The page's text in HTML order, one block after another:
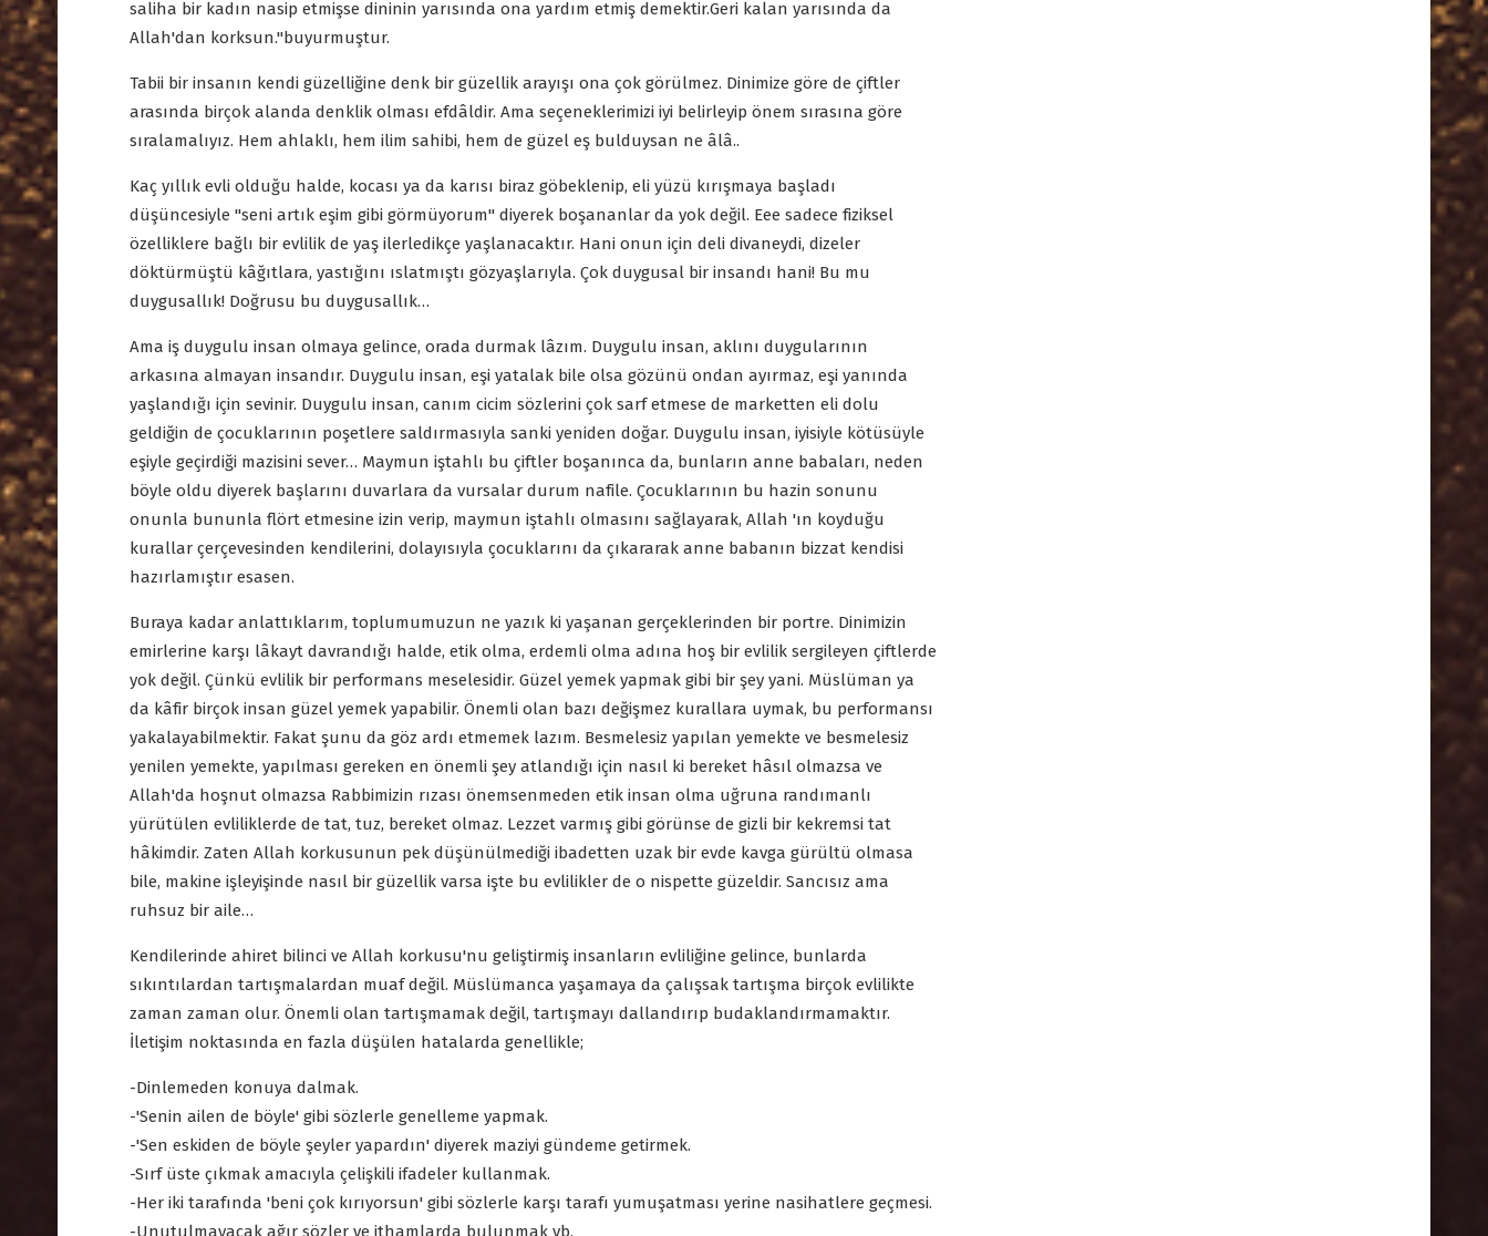
saliha bir kadın nasip etmişse dininin yarısında ona yardım etmiş demektir.Geri kalan yarısında da
Allah'dan korksun.''buyurmuştur.
Tabii bir insanın kendi güzelliğine denk bir güzellik arayışı ona çok görülmez. Dinimize göre de çiftler
arasında birçok alanda denklik olması efdâldir. Ama seçeneklerimizi iyi belirleyip önem sırasına göre
sıralamalıyız. Hem ahlaklı, hem ilim sahibi, hem de güzel eş bulduysan ne âlâ..
Kaç yıllık evli olduğu halde, kocası ya da karısı biraz göbeklenip, eli yüzü kırışmaya başladı
düşüncesiyle ''seni artık eşim gibi görmüyorum'' diyerek boşananlar da yok değil. Eee sadece fiziksel
özelliklere bağlı bir evlilik de yaş ilerledikçe yaşlanacaktır. Hani onun için deli divaneydi, dizeler
döktürmüştü kâğıtlara, yastığını ıslatmıştı gözyaşlarıyla. Çok duygusal bir insandı hani! Bu mu
duygusallık! Doğrusu bu duygusallık…
Ama iş duygulu insan olmaya gelince, orada durmak lâzım. Duygulu insan, aklını duygularının
arkasına almayan insandır. Duygulu insan, eşi yatalak bile olsa gözünü ondan ayırmaz, eşi yanında
yaşlandığı için sevinir. Duygulu insan, canım cicim sözlerini çok sarf etmese de marketten eli dolu
geldiğin de çocuklarının poşetlere saldırmasıyla sanki yeniden doğar. Duygulu insan, iyisiyle kötüsüyle
eşiyle geçirdiği mazisini sever… Maymun iştahlı bu çiftler boşanınca da, bunların anne babaları, neden
böyle oldu diyerek başlarını duvarlara da vursalar durum nafile. Çocuklarının bu hazin sonunu
onunla bununla flört etmesine izin verip, maymun iştahlı olmasını sağlayarak, Allah 'ın koyduğu
kurallar çerçevesinden kendilerini, dolayısıyla çocuklarını da çıkararak anne babanın bizzat kendisi
hazırlamıştır esasen.
Buraya kadar anlattıklarım, toplumumuzun ne yazık ki yaşanan gerçeklerinden bir portre. Dinimizin
emirlerine karşı lâkayt davrandığı halde, etik olma, erdemli olma adına hoş bir evlilik sergileyen çiftlerde
yok değil. Çünkü evlilik bir performans meselesidir. Güzel yemek yapmak gibi bir şey yani. Müslüman ya
da kâfir birçok insan güzel yemek yapabilir. Önemli olan bazı değişmez kurallara uymak, bu performansı
yakalayabilmektir. Fakat şunu da göz ardı etmemek lazım. Besmelesiz yapılan yemekte ve besmelesiz
yenilen yemekte, yapılması gereken en önemli şey atlandığı için nasıl ki bereket hâsıl olmazsa ve
Allah'da hoşnut olmazsa Rabbimizin rızası önemsenmeden etik insan olma uğruna randımanlı
yürütülen evliliklerde de tat, tuz, bereket olmaz. Lezzet varmış gibi görünse de gizli bir kekremsi tat
hâkimdir. Zaten Allah korkusunun pek düşünülmediği ibadetten uzak bir evde kavga gürültü olmasa
bile, makine işleyişinde nasıl bir güzellik varsa işte bu evlilikler de o nispette güzeldir. Sancısız ama
ruhsuz bir aile…
Kendilerinde ahiret bilinci ve Allah korkusu'nu geliştirmiş insanların evliliğine gelince, bunlarda
sıkıntılardan tartışmalardan muaf değil. Müslümanca yaşamaya da çalışsak tartışma birçok evlilikte
zaman zaman olur. Önemli olan tartışmamak değil, tartışmayı dallandırıp budaklandırmamaktır.
İletişim noktasında en fazla düşülen hatalarda genellikle;
-Dinlemeden konuya dalmak.
-'Senin ailen de böyle' gibi sözlerle genelleme yapmak.
-'Sen eskiden de böyle şeyler yapardın' diyerek maziyi gündeme getirmek.
-Sırf üste çıkmak amacıyla çelişkili ifadeler kullanmak.
-Her iki tarafında 'beni çok kırıyorsun' gibi sözlerle karşı tarafı yumuşatması yerine nasihatlere geçmesi.
-Unutulmayacak ağır sözler ve ithamlarda bulunmak vb.